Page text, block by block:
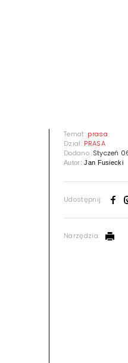
Temat: prasa
Dział: PRASA
Dodano: Styczeń
Autor:Jan Fusiecki
Udostępnij:
Narzędzia: